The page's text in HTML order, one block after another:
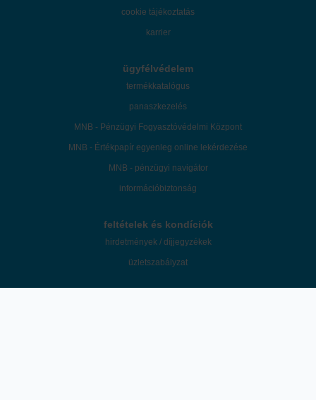
cookie tájékoztatás
karrier
ügyfélvédelem
termékkatalógus
panaszkezelés
MNB - Pénzügyi Fogyasztóvédelmi Központ
MNB - Értékpapír egyenleg online lekérdezése
MNB - pénzügyi navigátor
információbiztonság
feltételek és kondíciók
hirdetmények / díjjegyzékek
üzletszabályzat